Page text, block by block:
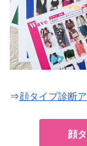
⇒顔タイプ診断
顔